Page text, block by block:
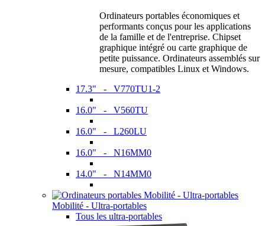
Ordinateurs portables économiques et
performants conçus pour les applications
de la famille et de l'entreprise. Chipset
graphique intégré ou carte graphique de
petite puissance. Ordinateurs assemblés sur
mesure, compatibles Linux et Windows.
17.3" - V770TU1-2
16.0" - V560TU
16.0" - L260LU
16.0" - N16MM0
14.0" - N14MM0
Mobilité - Ultra-portables
Tous les ultra-portables